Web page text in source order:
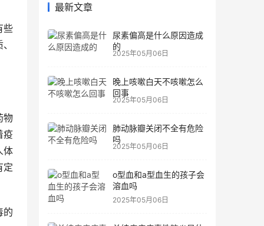
些
物
疫
体
定
的
最新文章
尿素偏高是什么原因造成
的
2025年05月06日
晚上咳嗽白天不咳嗽怎么
回事
2025年05月06日
肺动脉瓣关闭不全有危险
吗
2025年05月06日
o型血和a型血生的孩子会
溶血吗
2025年05月06日